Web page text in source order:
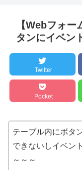
【Webフォ
タンにイベン
Twitter
Pocket
テーブル内にボタ
できないしイベン
～～～